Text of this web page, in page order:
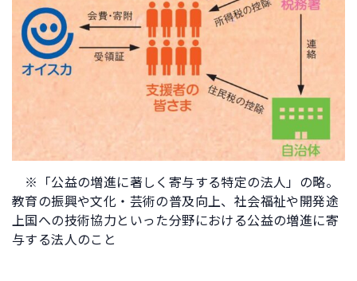
※「公益の増進に著しく寄与する特定の法人」の略。
教育の振興や文化・芸術の普及向上、社会福祉や開発途
上国への技術協力といった分野における公益の増進に寄
与する法人のこと